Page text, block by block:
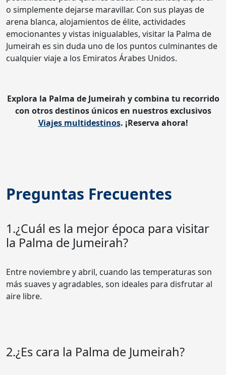
o simplemente dejarse maravillar. Con sus playas de
arena blanca, alojamientos de élite, actividades
emocionantes y vistas inigualables, visitar la Palma de
Jumeirah es sin duda uno de los puntos culminantes de
cualquier viaje a los Emiratos Árabes Unidos.
Explora la Palma de Jumeirah y combina tu recorrido
con otros destinos únicos en nuestros exclusivos
Viajes multidestinos. ¡Reserva ahora!
Preguntas Frecuentes
1.¿Cuál es la mejor época para visitar
la Palma de Jumeirah?
Entre noviembre y abril, cuando las temperaturas son
más suaves y agradables, son ideales para disfrutar al
aire libre.
2.¿Es cara la Palma de Jumeirah?